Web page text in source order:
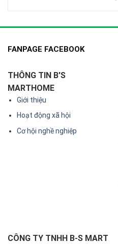
FANPAGE FACEBOOK
THÔNG TIN B'S
MARTHOME
Giới thiệu
Hoạt động xã hội
Cơ hội nghề nghiệp
CÔNG TY TNHH B-S MART